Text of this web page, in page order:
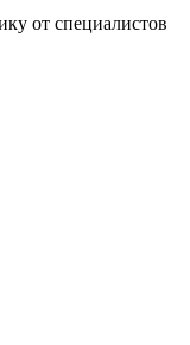
от специалистов